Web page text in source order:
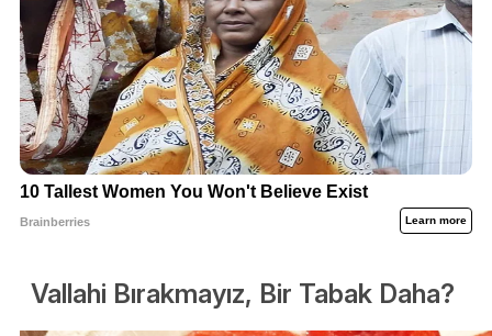
Vallahi Bırakmayız, Bir Tabak Daha?